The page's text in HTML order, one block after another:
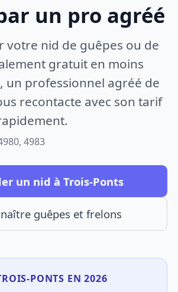
un pro agréé
votre nid de guêpes ou de
gratuit en moins
un professionnel agréé de
recontacte avec son tarif
4983
un nid à Trois-Ponts
guêpes et frelons
PONTS EN 2026